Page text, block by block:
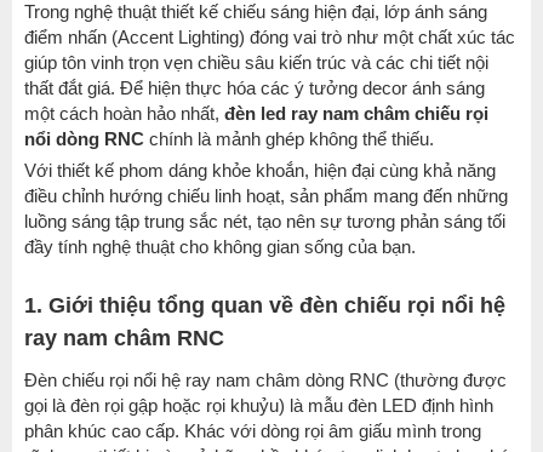
Trong nghệ thuật thiết kế chiếu sáng hiện đại, lớp ánh sáng
điểm nhấn (Accent Lighting) đóng vai trò như một chất xúc tác
giúp tôn vinh trọn vẹn chiều sâu kiến trúc và các chi tiết nội
thất đắt giá. Để hiện thực hóa các ý tưởng decor ánh sáng
một cách hoàn hảo nhất, đèn led ray nam châm chiếu rọi
nổi dòng RNC chính là mảnh ghép không thể thiếu.
Với thiết kế phom dáng khỏe khoắn, hiện đại cùng khả năng
điều chỉnh hướng chiếu linh hoạt, sản phẩm mang đến những
luồng sáng tập trung sắc nét, tạo nên sự tương phản sáng tối
đầy tính nghệ thuật cho không gian sống của bạn.
1. Giới thiệu tổng quan về đèn chiếu rọi nổi hệ
ray nam châm RNC
Đèn chiếu rọi nổi hệ ray nam châm dòng RNC (thường được
gọi là đèn rọi gập hoặc rọi khuỷu) là mẫu đèn LED định hình
phân khúc cao cấp. Khác với dòng rọi âm giấu mình trong